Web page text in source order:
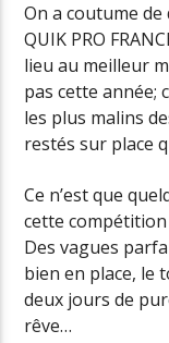
On a coutume de
QUIK PRO
lieu au meilleur
pas cette année;
les plus malins
restés sur place
Ce n’est que
cette
Des vagues
bien en place, le
deux jours de
rêve…